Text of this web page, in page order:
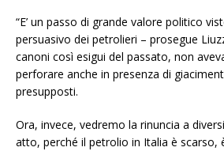
“E’ un passo di grande valore politico
persuasivo dei petrolieri – prosegue
canoni così esigui del passato, non
perforare anche in presenza di
presupposti.
Ora, invece, vedremo la rinuncia a
atto, perché il petrolio in Italia è scarso,